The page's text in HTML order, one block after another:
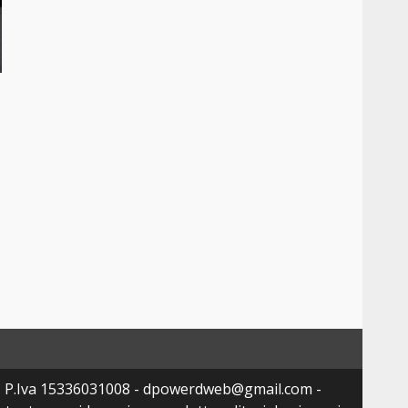
15336031008 - dpowerdweb@gmail.com -